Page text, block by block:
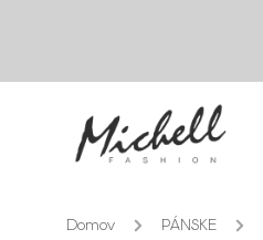
Domov / PÁNSKE /